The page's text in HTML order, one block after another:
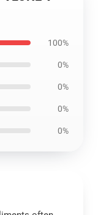
100%
0%
0%
0%
0%